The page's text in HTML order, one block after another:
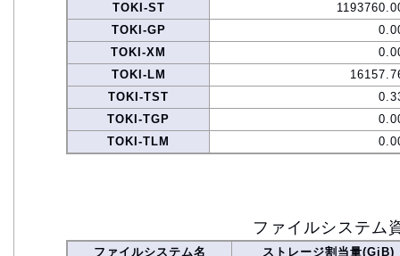
TOKI-ST
TOKI-GP
TOKI-XM
TOKI-LM
TOKI-TST
TOKI-TGP
TOKI-TLM
ファイルシステム
ファイルシステム名
ストレージ割当量(GiB)